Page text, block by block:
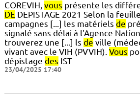
COREVIH, vous présente les
DE DEPISTAGE 2021 Selon la feuille
campagnes [...] les matériels de
signalé sans délai à l'Agence
trouverez une [...] ls de ville
vivant avec le VIH (PVVIH). Vous
dépistage des IST
23/04/2025 17:40